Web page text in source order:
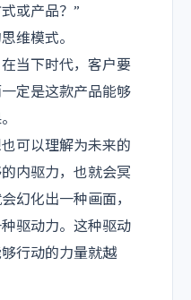
或产品？”
维模式。
当下时代，客户要
定是这款产品能够
可以理解为未来的
内驱力，也就会冥
幻化出一种画面，
驱动力。这种驱动
行动的力量就越